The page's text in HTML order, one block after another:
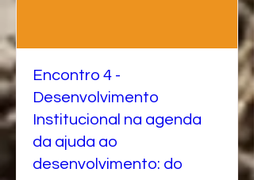
Encontro 4 -
Desenvolvimento
Institucional na agenda
da ajuda ao
desenvolvimento: do